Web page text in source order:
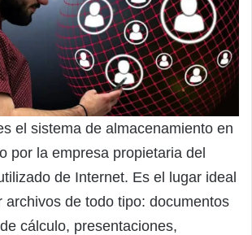
el sistema de almacenamiento en
por la empresa propietaria del
de Internet. Es el lugar ideal
archivos de todo tipo: documentos
cálculo, presentaciones,